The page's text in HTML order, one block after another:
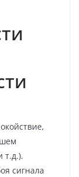
т.д.).
сигнала